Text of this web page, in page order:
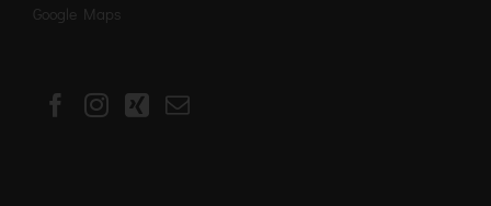
Google Maps